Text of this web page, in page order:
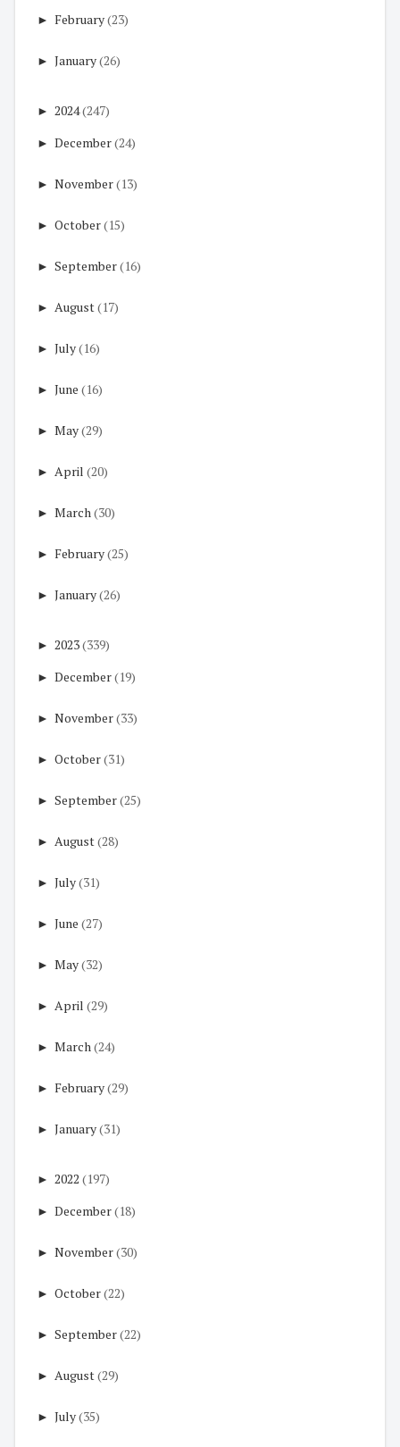
► February(23)
► January(26)
► 2024(247)
► December(24)
► November(13)
► October(15)
► September(16)
► August(17)
► July(16)
► June (16)
► May(29)
► April (20)
► March (30)
► February(25)
► January(26)
► 2023(339)
► December(19)
► November(33)
► October(31)
► September(25)
► August(28)
► July(31)
► June (27)
► May(32)
► April (29)
► March (24)
► February(29)
► January(31)
► 2022 (197)
► December(18)
► November(30)
► October(22)
► September(22)
► August(29)
► July(35)